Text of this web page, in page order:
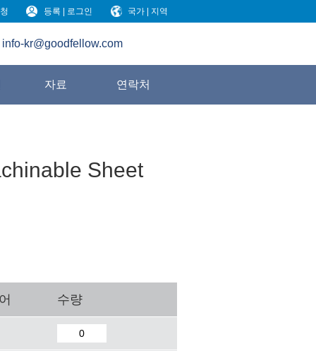
국가 | 지역
등록 | 로그인
info-kr@goodfellow.com
자료 연락처
Sheet
수량